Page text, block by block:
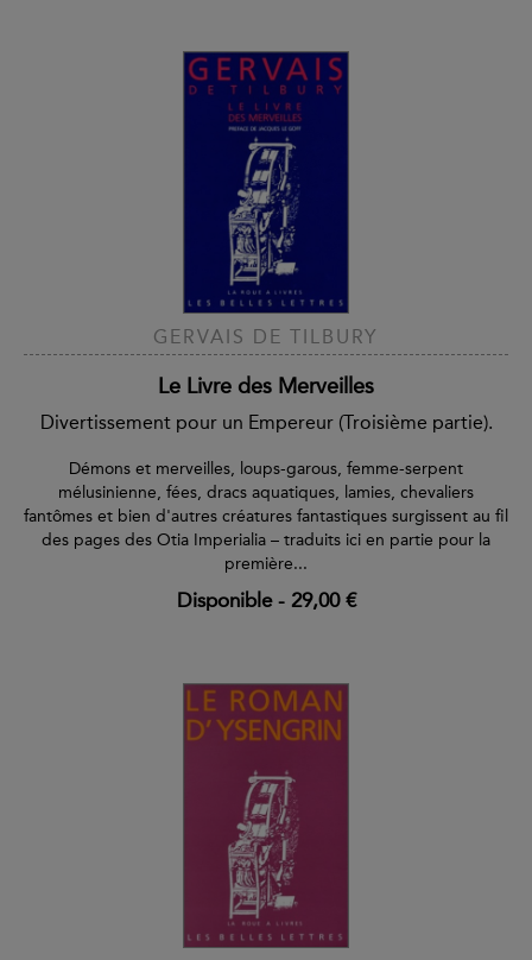
GERVAIS DE TILBURY
Le Livre des Merveilles
Divertissement pour un Empereur (Troisième partie).
Démons et merveilles, loups-garous, femme-serpent
mélusinienne, fées, dracs aquatiques, lamies, chevaliers
fantômes et bien d'autres créatures fantastiques surgissent au fil
des pages des Otia Imperialia – traduits ici en partie pour la
première...
Disponible- 29,00 €